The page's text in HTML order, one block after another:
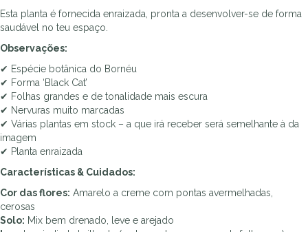
Esta planta é fornecida enraizada, pronta a desenvolver-se de forma
saudável no teu espaço.
Observações:
✔ Espécie botânica do Bornéu
✔ Forma ‘Black Cat’
✔ Folhas grandes e de tonalidade mais escura
✔ Nervuras muito marcadas
✔ Várias plantas em stock – a que irá receber será semelhante à da
imagem
✔ Planta enraizada
Características & Cuidados:
Cor das flores: Amarelo a creme com pontas avermelhadas,
cerosas
Solo: Mix bem drenado, leve e arejado